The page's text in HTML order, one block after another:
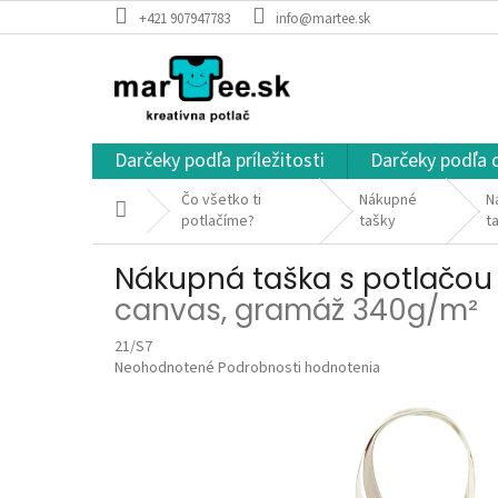
na
+421 907947783 info@martee.sk
Darčeky podľa príležitosti Darčeky podľa
Domov Čo všetko ti
potlačíme?
Nákupné
tašky
Nákupná taška s
canvas, gramáž 340g/m²
21/S7
Priemerné
Neohodnotené Podrobnosti hodnotenia